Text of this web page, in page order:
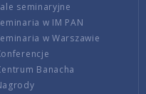
seminaryjne
w IM PAN
w Warszawie
Banacha